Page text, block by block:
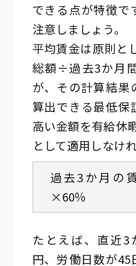
できる点が特徴で
注意しましょう。
平均賃金は原則と
総額÷過去3か月
が、その計算結果
算出できる最低保
高い金額を有給休
として適用しなけ
過去3か月の
×60％
たとえば、直近3
円、労働日数が